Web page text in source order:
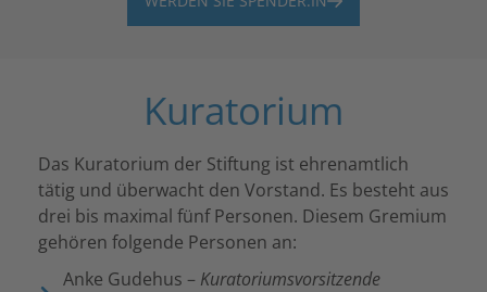
Kuratorium
Das Kura­to­rium der Stif­tung ist ehren­amt­lich
tätig und über­wacht den Vorstand. Es besteht aus
drei bis maxi­mal fünf Perso­nen. Diesem Gremium
gehö­ren folgende Perso­nen an:
Anke Gude­hus – Kura­to­ri­ums­vor­sit­zende